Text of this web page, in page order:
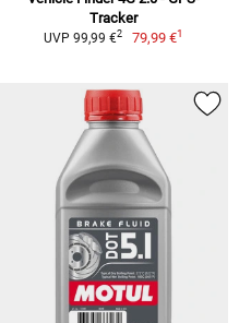
Tracker
UVP 99,99 €2 79,99 €1